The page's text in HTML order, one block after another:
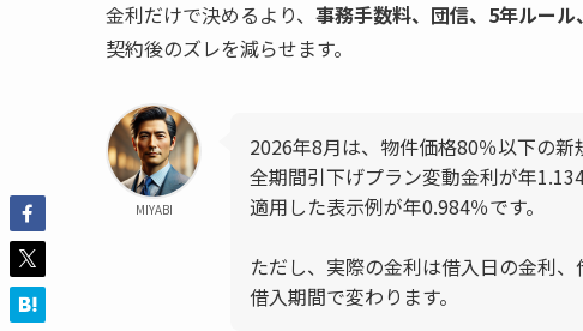
金利だけで決めるより、 事務手数料、団信、5年ルー
契約後のズレを減らせます。
MIYABI
2026年8月は、物件価格80％以下の
全期間引下げプラン変動金利が年
適用した表示例が年0.984％です。
ただし、実際の金利は借入日の金利、
借入期間で変わります。